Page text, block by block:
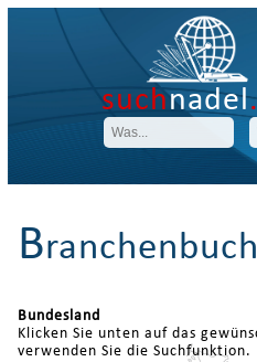
suchnadel
B
Bundesland
Klicken Sie unten auf das
verwenden Sie die Suchfunktion.